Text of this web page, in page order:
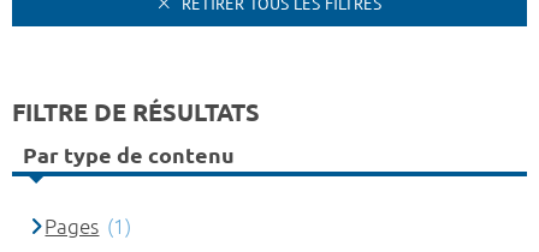
FILTRE DE RÉSULTATS
Par type de contenu
Pages (1)